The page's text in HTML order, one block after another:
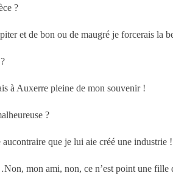
?
et de bon ou de maugré je forcerais la
à Auxerre pleine de mon souvenir !
?
que je lui aie créé une
mon ami, non, ce n’est point une fille